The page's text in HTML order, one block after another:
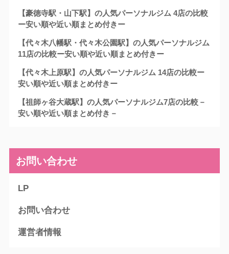
【豪徳寺駅・山下駅】の人気パーソナルジム 4店の比較
ー安い順や近い順まとめ付きー
【代々木八幡駅・代々木公園駅】の人気パーソナルジム
11店の比較ー安い順や近い順まとめ付きー
【代々木上原駅】の人気パーソナルジム 14店の比較ー
安い順や近い順まとめ付きー
【祖師ヶ谷大蔵駅】の人気パーソナルジム7店の比較－
安い順や近い順まとめ付き－
お問い合わせ
LP
お問い合わせ
運営者情報